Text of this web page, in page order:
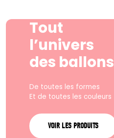
Tout
l’univers
des ballons
De toutes les formes
Et de toutes les couleurs
VOIR LES PRODUITS